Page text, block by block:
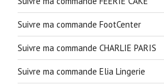
Suivre ma commande FootCenter
Suivre ma commande CHARLIE PARIS
Suivre ma commande Elia Lingerie